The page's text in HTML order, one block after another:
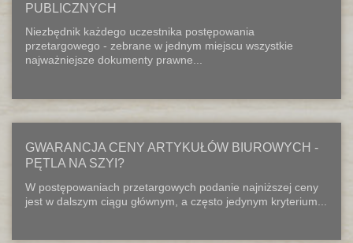
PUBLICZNYCH
Niezbędnik każdego uczestnika postępowania
przetargowego - zebrane w jednym miejscu wszystkie
najważniejsze dokumenty prawne...
GWARANCJA CENY ARTYKUŁÓW BIUROWYCH -
PĘTLA NA SZYI?
W postępowaniach przetargowych podanie najniższej ceny
jest w dalszym ciągu głównym, a często jedynym kryterium...